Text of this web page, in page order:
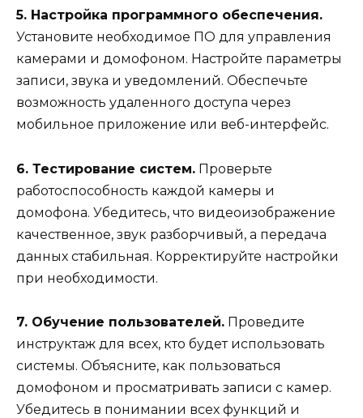
5. Настройка программного обеспечения.
Установите необходимое ПО для управления
камерами и домофоном. Настройте параметры
записи, звука и уведомлений. Обеспечьте
возможность удаленного доступа через
мобильное приложение или веб-интерфейс.
6. Тестирование систем. Проверьте
работоспособность каждой камеры и
домофона. Убедитесь, что видеоизображение
качественное, звук разборчивый, а передача
данных стабильная. Корректируйте настройки
при необходимости.
7. Обучение пользователей. Проведите
инструктаж для всех, кто будет использовать
системы. Объясните, как пользоваться
домофоном и просматривать записи с камер.
Убедитесь в понимании всех функций и